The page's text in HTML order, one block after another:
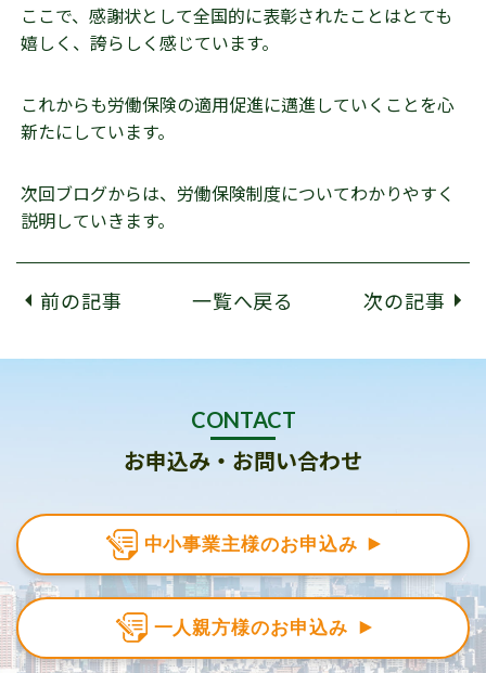
ここで、感謝状として全国的に表彰されたことはとても
嬉しく、誇らしく感じています。
これからも労働保険の適用促進に邁進していくことを心
新たにしています。
次回ブログからは、労働保険制度についてわかりやすく
説明していきます。
前の記事 一覧へ戻る 次の記事
CONTACT
お申込み・お問い合わせ
中小事業主様のお申込み
一人親方様のお申込み